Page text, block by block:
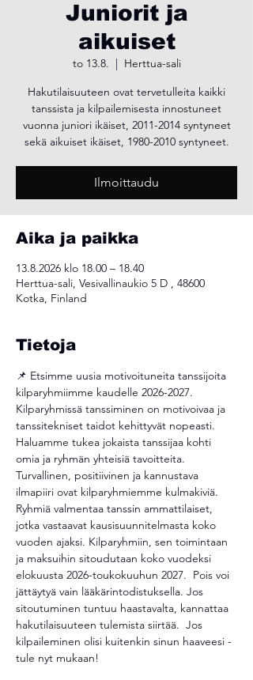
Juniorit ja
aikuiset
to 13.8.
  |
Herttua-sali
Hakutilaisuuteen ovat tervetulleita kaikki
tanssista ja kilpailemisesta innostuneet
vuonna juniori ikäiset, 2011-2014 syntyneet
sekä aikuiset ikäiset, 1980-2010 syntyneet.
Ilmoittaudu
Aika ja paikka
13.8.2026 klo 18.00 – 18.40
Herttua-sali, Vesivallinaukio 5 D , 48600
Kotka, Finland
Tietoja
📌 Etsimme uusia motivoituneita tanssijoita
kilparyhmiimme kaudelle 2026-2027.
Kilparyhmissä tanssiminen on motivoivaa ja
tanssitekniset taidot kehittyvät nopeasti.
Haluamme tukea jokaista tanssijaa kohti
omia ja ryhmän yhteisiä tavoitteita.
Turvallinen, positiivinen ja kannustava
ilmapiiri ovat kilparyhmiemme kulmakiviä.
Ryhmiä valmentaa tanssin ammattilaiset,
jotka vastaavat kausisuunnitelmasta koko
vuoden ajaksi. Kilparyhmiin, sen toimintaan
ja maksuihin sitoudutaan koko vuodeksi
elokuusta 2026-toukokuuhun 2027.  Pois voi
jättäytyä vain lääkärintodistuksella. Jos
sitoutuminen tuntuu haastavalta, kannattaa
hakutilaisuuteen tulemista siirtää.  Jos
kilpaileminen olisi kuitenkin sinun haaveesi -
tule nyt mukaan!